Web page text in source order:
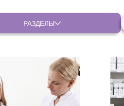
РАЗДЕЛЫ